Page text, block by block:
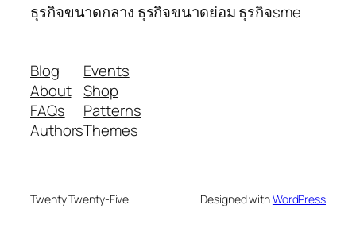
ธุรกิจขนาดกลาง ธุรกิจขนาดย่อม ธุรกิจsme
Blog
About
FAQs
Authors
Events
Shop
Patterns
Themes
Twenty Twenty-Five Designed withWordPress